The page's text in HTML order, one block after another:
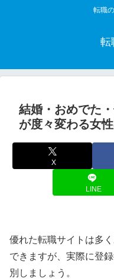
転職
転
結婚・おめでた
が度々変わる女
X
LINE
優れた転職サイトは多
できますが、実際に登
別しましょう。